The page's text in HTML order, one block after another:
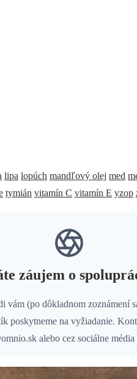
lipa lopúch mandľový olej med
tymián vitamín C vitamín E yzop
záujem o
vám (po dôkladnom
poskytneme na vyžiadanie.
alebo cez sociálne média